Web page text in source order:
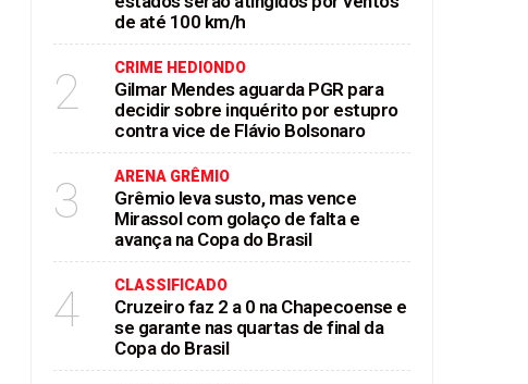
de até 100 km/h
2 CRIME HEDIONDO
Gilmar Mendes aguarda PGR para
decidir sobre inquérito por estupro
contra vice de Flávio Bolsonaro
3 ARENA GRÊMIO
Grêmio leva susto, mas vence
Mirassol com golaço de falta e
avança na Copa do Brasil
4 CLASSIFICADO
Cruzeiro faz 2 a 0 na Chapecoense e
se garante nas quartas de final da
Copa do Brasil